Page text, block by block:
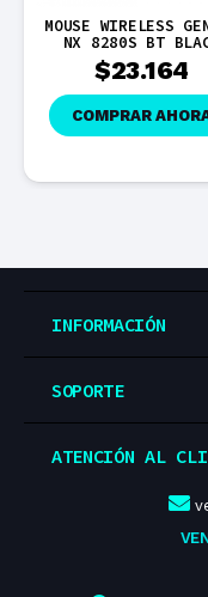
MOUSE WIRELESS
NX 8280S BT
$23.164
COMPRAR
INFORMACIÓN
SOPORTE
ATENCIÓN AL